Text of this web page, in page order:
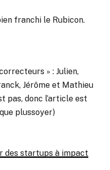
franchi le Rubicon.
» : Julien,
Jérôme et Mathieu
pas, donc l’article est
plussoyer)
des startups à impact